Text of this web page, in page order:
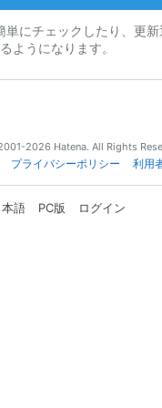
にチェックしたり、更
るようになります。
2026 Hatena. All Rights
プライバシーポリシー 利用
本語 PC版 ログイン